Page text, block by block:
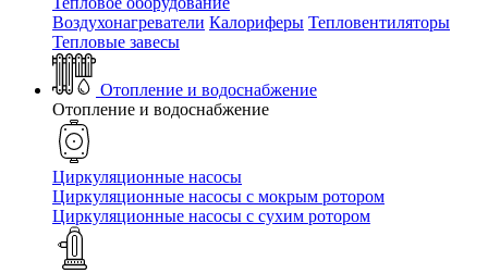
Воздухонагреватели Калориферы Тепловентиляторы
Тепловые завесы
Отопление и водоснабжение
Отопление и водоснабжение
Циркуляционные насосы
Циркуляционные насосы с мокрым ротором
Циркуляционные насосы с сухим ротором